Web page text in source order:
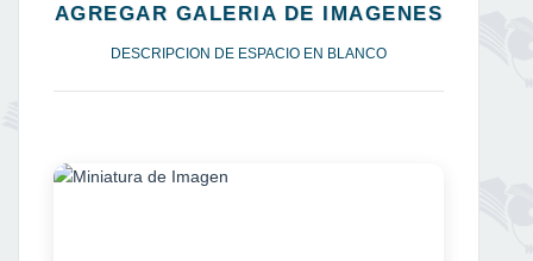
AGREGAR GALERIA DE IMAGENES
DESCRIPCION DE ESPACIO EN BLANCO